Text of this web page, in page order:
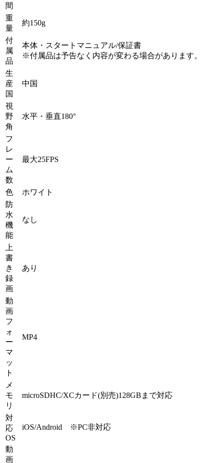
間
重
量
約150g
付
属
品
本体・スタートマニュアル/保証書
※付属品は予告なく内容が変わる場合があります。
生
産
国
中国
視
野
角
水平・垂直180°
フ
レ
ー
ム
数
最大25FPS
色
ホワイト
防
水
機
能
なし
上
書
き
録
画
あり
動
画
フ
ォ
ー
マ
ッ
ト
MP4
メ
モ
リ
microSDHC/XCカード(別売)128GBまで対応
対
応
OS
iOS/Android ※PC非対応
動
画